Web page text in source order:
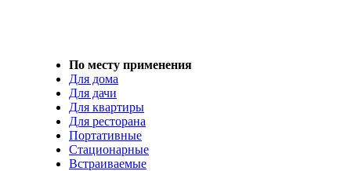
По месту применения
Для дома
Для дачи
Для квартиры
Для ресторана
Портативные
Стационарные
Встраиваемые